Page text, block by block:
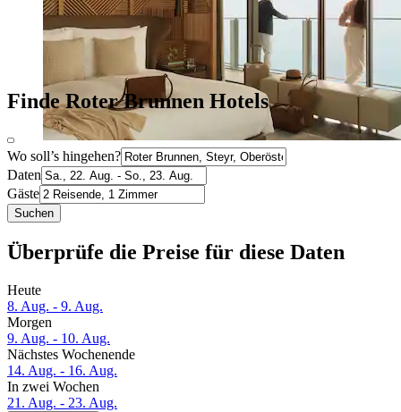
Finde Roter Brunnen Hotels
Wo soll’s hingehen?
Daten
Gäste
Suchen
Überprüfe die Preise für diese Daten
Heute
8. Aug. - 9. Aug.
Morgen
9. Aug. - 10. Aug.
Nächstes Wochenende
14. Aug. - 16. Aug.
In zwei Wochen
21. Aug. - 23. Aug.